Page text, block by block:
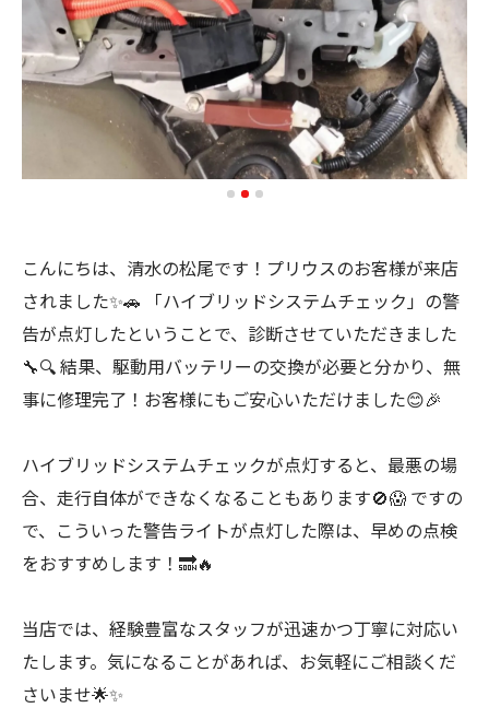
こんにちは、清水の松尾です！プリウスのお客様が来店
されました✨🚗 「ハイブリッドシステムチェック」の警
告が点灯したということで、診断させていただきました
🔧🔍 結果、駆動用バッテリーの交換が必要と分かり、無
事に修理完了！お客様にもご安心いただけました😊🎉
ハイブリッドシステムチェックが点灯すると、最悪の場
合、走行自体ができなくなることもあります🚫😱 ですの
で、こういった警告ライトが点灯した際は、早めの点検
をおすすめします！🔜🔥
当店では、経験豊富なスタッフが迅速かつ丁寧に対応い
たします。気になることがあれば、お気軽にご相談くだ
さいませ🌟✨